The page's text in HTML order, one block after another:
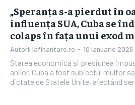
„Speranța s-a pierdut în
influența SUA, Cuba se
colaps în fața unui exod
Autorii Iafinantare.ro - 10 ianuarie 2026
Starea economică și presiunea
anilor, Cuba a fost subiectul multor
dictate de Statele Unite, afectând